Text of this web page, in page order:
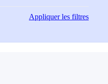
Appliquerles filtres